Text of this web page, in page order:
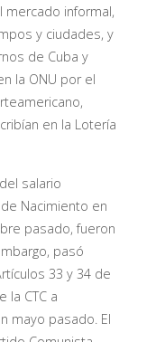
mercado informal,
y ciudades, y
de Cuba y
la ONU por el
en la Lotería
salario
Nacimiento en
pasado, fueron
pasó
33 y 34 de
la CTC a
mayo pasado. El